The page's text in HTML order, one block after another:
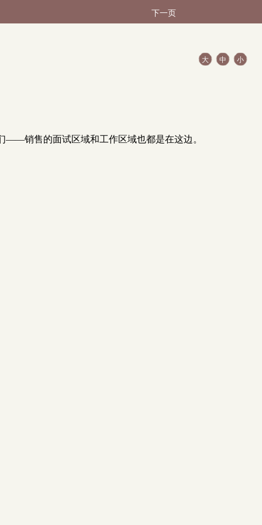
下一页
大 中 小
——销售的面试区域和工作区域也都是在这边。